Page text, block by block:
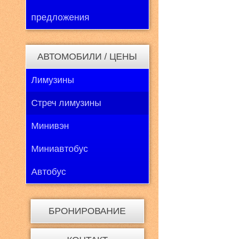
предложения
АВТОМОБИЛИ / ЦЕНЫ
Лимузины
Стреч лимузины
Минивэн
Миниавтобус
Автобус
БРОНИРОВАНИЕ